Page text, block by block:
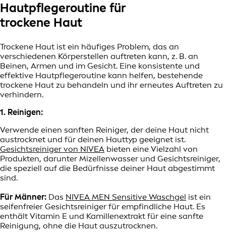
Hautpflegeroutine für
trockene Haut
Trockene Haut ist ein häufiges Problem, das an
verschiedenen Körperstellen auftreten kann, z. B. an
Beinen, Armen und im Gesicht. Eine konsistente und
effektive Hautpflegeroutine kann helfen, bestehende
trockene Haut zu behandeln und ihr erneutes Auftreten zu
verhindern.
1. Reinigen:
Verwende einen sanften Reiniger, der deine Haut nicht
austrocknet und für deinen Hauttyp geeignet ist.
Gesichtsreiniger von NIVEA bieten eine Vielzahl von
Produkten, darunter Mizellenwasser und Gesichtsreiniger,
die speziell auf die Bedürfnisse deiner Haut abgestimmt
sind.
Für Männer: Das NIVEA MEN Sensitive Waschgel ist ein
seifenfreier Gesichtsreiniger für empfindliche Haut. Es
enthält Vitamin E und Kamillenextrakt für eine sanfte
Reinigung, ohne die Haut auszutrocknen.